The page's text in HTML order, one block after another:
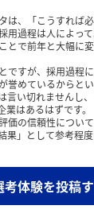
は、「こうすれば
用過程は人によっ
とで前年と大幅に
ですが、採用過程
誉めているからと
言い切れませんし
はあるはずです。
価の信頼性につい
果」として参考程度
考体験を投稿